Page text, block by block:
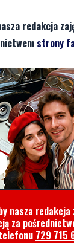
redakcja
strony
nasza
za
729 715